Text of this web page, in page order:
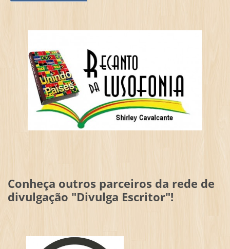
Conheça outros parceiros da rede de
divulgação "Divulga Escritor"!